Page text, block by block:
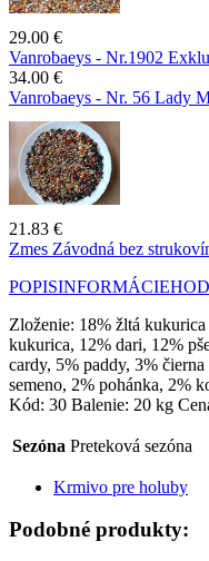
29.00 €
Vanrobaeys - Nr.1902
34.00 €
Vanrobaeys - Nr. 56 Lady
21.83 €
Zmes Závodná bez
POPISINFORMÁCIE
Zloženie: 18% žltá
kukurica, 12% dari, 12%
cardy, 5% paddy, 3%
semeno, 2% pohánka, 2%
Kód: 30 Balenie: 20 kg
Sezóna Preteková sezóna
Krmivo pre holuby
Podobné produkty: